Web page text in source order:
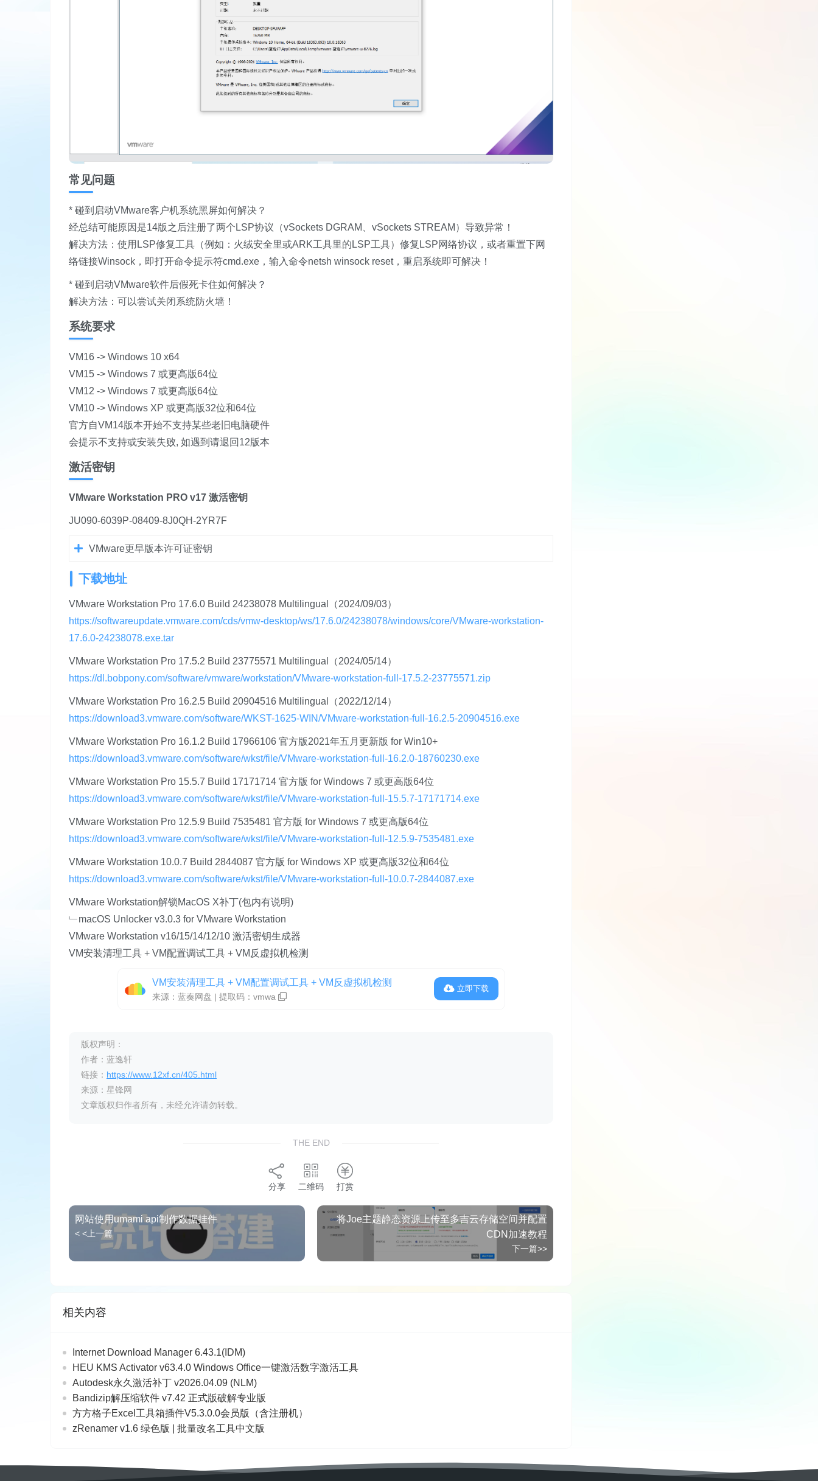
常见问题
* 碰到启动VMware客户机系统黑屏如何解决？
经总结可能原因是14版之后注册了两个LSP协议（vSockets DGRAM、vSockets STREAM）导致异常！
解决方法：使用LSP修复工具（例如：火绒安全里或ARK工具里的LSP工具）修复LSP网络协议，或者重置下网
络链接Winsock，即打开命令提示符cmd.exe，输入命令netsh winsock reset，重启系统即可解决！
* 碰到启动VMware软件后假死卡住如何解决？
解决方法：可以尝试关闭系统防火墙！
系统要求
VM16 -> Windows 10 x64
VM15 -> Windows 7 或更高版64位
VM12 -> Windows 7 或更高版64位
VM10 -> Windows XP 或更高版32位和64位
官方自VM14版本开始不支持某些老旧电脑硬件
会提示不支持或安装失败, 如遇到请退回12版本
激活密钥
VMware Workstation PRO v17 激活密钥
JU090-6039P-08409-8J0QH-2YR7F
VMware更早版本许可证密钥
下载地址
VMware Workstation Pro 17.6.0 Build 24238078 Multilingual（2024/09/03）
https://softwareupdate.vmware.com/cds/vmw-desktop/ws/17.6.0/24238078/windows/core/VMware-workstation-
17.6.0-24238078.exe.tar
VMware Workstation Pro 17.5.2 Build 23775571 Multilingual（2024/05/14）
https://dl.bobpony.com/software/vmware/workstation/VMware-workstation-full-17.5.2-23775571.zip
VMware Workstation Pro 16.2.5 Build 20904516 Multilingual（2022/12/14）
https://download3.vmware.com/software/WKST-1625-WIN/VMware-workstation-full-16.2.5-20904516.exe
VMware Workstation Pro 16.1.2 Build 17966106 官方版2021年五月更新版 for Win10+
https://download3.vmware.com/software/wkst/file/VMware-workstation-full-16.2.0-18760230.exe
VMware Workstation Pro 15.5.7 Build 17171714 官方版 for Windows 7 或更高版64位
https://download3.vmware.com/software/wkst/file/VMware-workstation-full-15.5.7-17171714.exe
VMware Workstation Pro 12.5.9 Build 7535481 官方版 for Windows 7 或更高版64位
https://download3.vmware.com/software/wkst/file/VMware-workstation-full-12.5.9-7535481.exe
VMware Workstation 10.0.7 Build 2844087 官方版 for Windows XP 或更高版32位和64位
https://download3.vmware.com/software/wkst/file/VMware-workstation-full-10.0.7-2844087.exe
VMware Workstation解锁MacOS X补丁(包内有说明)
﹂macOS Unlocker v3.0.3 for VMware Workstation
VMware Workstation v16/15/14/12/10 激活密钥生成器
VM安装清理工具 + VM配置调试工具 + VM反虚拟机检测
VM安装清理工具 + VM配置调试工具 + VM反虚拟机检测
来源：蓝奏网盘 | 提取码： vmwa
立即下载
版权声明：
作者：蓝逸轩
链接： https://www.12xf.cn/405.html
来源：星锋网
文章版权归作者所有，未经允许请勿转载。
THE END
分享 二维码 打赏
网站使用umami api制作数据挂件
< <上一篇
将Joe主题静态资源上传至多吉云存储空间并配置
CDN加速教程
下一篇>>
相关内容
Internet Download Manager 6.43.1(IDM)
HEU KMS Activator v63.4.0 Windows Office一键激活数字激活工具
Autodesk永久激活补丁 v2026.04.09 (NLM)
Bandizip解压缩软件 v7.42 正式版破解专业版
方方格子Excel工具箱插件V5.3.0.0会员版（含注册机）
zRenamer v1.6 绿色版 | 批量改名工具中文版